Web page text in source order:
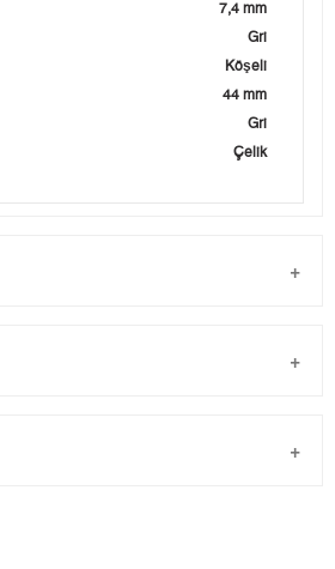
7,4 mm
Gri
Köşeli
44 mm
Gri
Çelik